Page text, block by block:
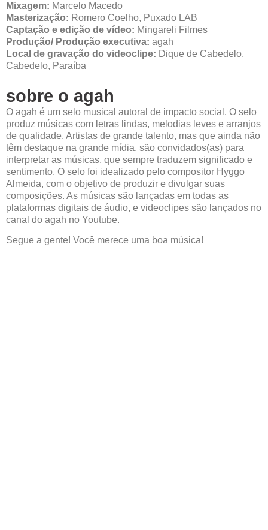
Mixagem: Marcelo Macedo
Masterização: Romero Coelho, Puxado LAB
Captação e edição de vídeo: Mingareli Filmes
Produção/ Produção executiva: agah
Local de gravação do videoclipe: Dique de Cabedelo,
Cabedelo, Paraíba
sobre o agah
O agah é um selo musical autoral de impacto social. O selo
produz músicas com letras lindas, melodias leves e arranjos
de qualidade. Artistas de grande talento, mas que ainda não
têm destaque na grande mídia, são convidados(as) para
interpretar as músicas, que sempre traduzem significado e
sentimento. O selo foi idealizado pelo compositor Hyggo
Almeida, com o objetivo de produzir e divulgar suas
composições. As músicas são lançadas em todas as
plataformas digitais de áudio, e videoclipes são lançados no
canal do agah no Youtube.
Segue a gente! Você merece uma boa música!